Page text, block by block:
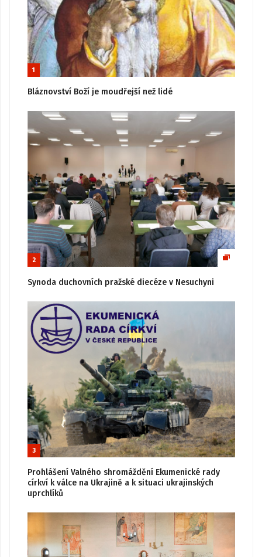
1
Bláznovství Boží je moudřejší než lidé
2
Synoda duchovních pražské diecéze v Nesuchyni
3
Prohlášení Valného shromáždění Ekumenické rady
církví k válce na Ukrajině a k situaci ukrajinských
uprchlíků